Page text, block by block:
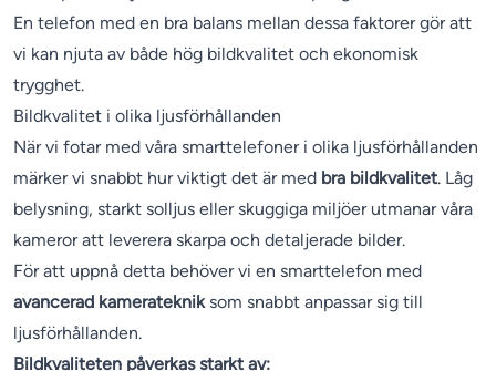
En telefon med en bra balans mellan dessa faktorer gör att
vi kan njuta av både hög bildkvalitet och ekonomisk
trygghet.
Bildkvalitet i olika ljusförhållanden
När vi fotar med våra smarttelefoner i olika ljusförhållanden
märker vi snabbt hur viktigt det är med bra bildkvalitet. Låg
belysning, starkt solljus eller skuggiga miljöer utmanar våra
kameror att leverera skarpa och detaljerade bilder.
För att uppnå detta behöver vi en smarttelefon med
avancerad kameratekniksom snabbt anpassar sig till
ljusförhållanden.
Bildkvaliteten påverkas starkt av: